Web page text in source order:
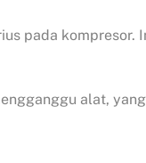
pada kompresor.
alat,